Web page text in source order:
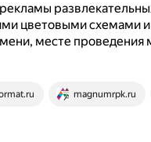
цветовыми схемами
месте проведения
magnumrpk.ru